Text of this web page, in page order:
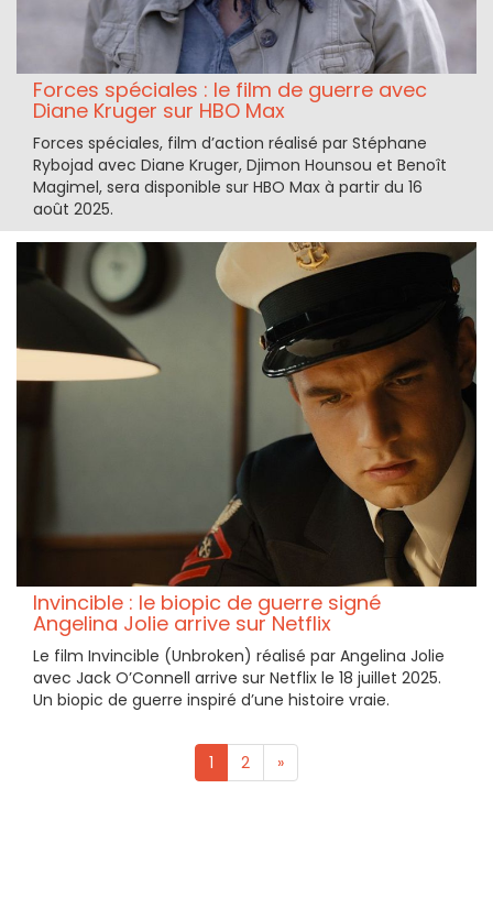
Forces spéciales : le film de guerre avec
Diane Kruger sur HBO Max
Forces spéciales, film d’action réalisé par Stéphane
Rybojad avec Diane Kruger, Djimon Hounsou et Benoît
Magimel, sera disponible sur HBO Max à partir du 16
août 2025.
Invincible : le biopic de guerre signé
Angelina Jolie arrive sur Netflix
Le film Invincible (Unbroken) réalisé par Angelina Jolie
avec Jack O’Connell arrive sur Netflix le 18 juillet 2025.
Un biopic de guerre inspiré d’une histoire vraie.
1 2 »